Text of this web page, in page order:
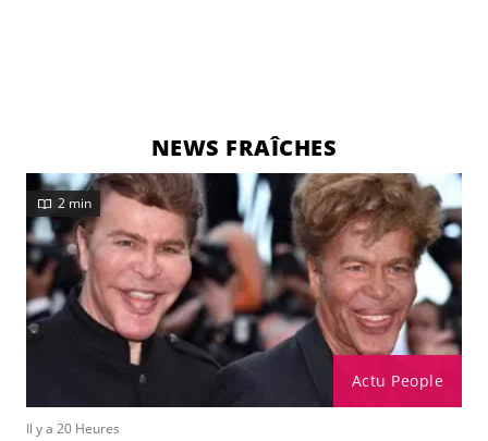
NEWS FRAÎCHES
Actu People
2 min
Il y a 20 Heures